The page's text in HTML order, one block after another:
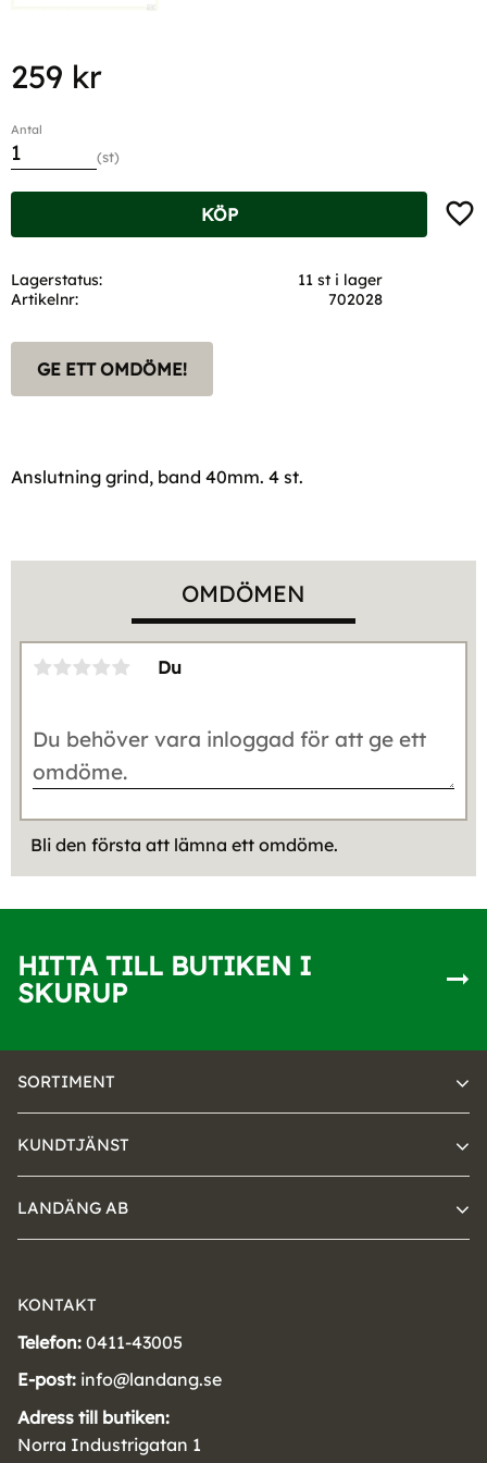
259 kr
Antal
st
KÖP
Lagerstatus
11 st i lager
Artikelnr
702028
GE ETT OMDÖME!
Anslutning grind, band 40mm. 4 st.
OMDÖMEN
Du
Bli den första att lämna ett omdöme.
HITTA TILL BUTIKEN I
SKURUP
SORTIMENT
KUNDTJÄNST
LANDÄNG AB
KONTAKT
Telefon: 0411-43005
E-post: info@landang.se
Adress till butiken:
Norra Industrigatan 1